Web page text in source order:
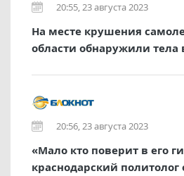
20:55, 23 августа 2023
На месте крушения
области обнаружили
20:56, 23 августа 2023
«Мало кто поверит в его
краснодарский